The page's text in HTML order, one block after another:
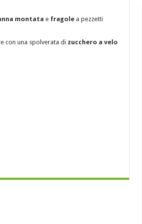
montata e fragolea pezzetti
con una spolverata di zucchero a velo